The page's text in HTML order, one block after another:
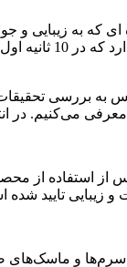
ای می‌پردازیم.
10 ثانیه
می‌کنیم. در
جوانی پوست زنان کره ای بر
زیبایی تایید شده